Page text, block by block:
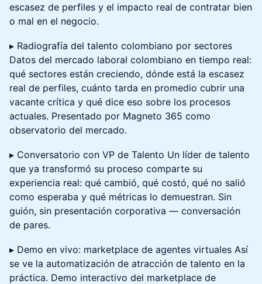
escasez de perfiles y el impacto real de contratar bien
o mal en el negocio.
▸ Radiografía del talento colombiano por sectores
Datos del mercado laboral colombiano en tiempo real:
qué sectores están creciendo, dónde está la escasez
real de perfiles, cuánto tarda en promedio cubrir una
vacante crítica y qué dice eso sobre los procesos
actuales. Presentado por Magneto 365 como
observatorio del mercado.
▸ Conversatorio con VP de Talento Un líder de talento
que ya transformó su proceso comparte su
experiencia real: qué cambió, qué costó, qué no salió
como esperaba y qué métricas lo demuestran. Sin
guión, sin presentación corporativa — conversación
de pares.
▸ Demo en vivo: marketplace de agentes virtuales Así
se ve la automatización de atracción de talento en la
práctica. Demo interactivo del marketplace de